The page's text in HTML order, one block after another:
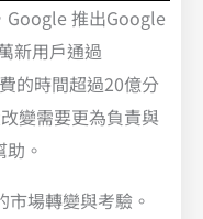
Google 推出Google
新用戶通過
的時間超過20億分
變需要更為負責與
。
場轉變與考驗。